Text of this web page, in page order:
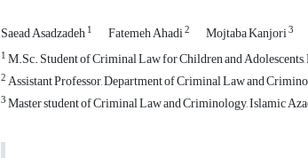
Saead Asadzadeh1 Fatemeh Ahadi2 Mojtaba Kanjori3
1M.Sc. Student of Criminal Law for Children and
2Assistant Professor, Department of Criminal Law and
3Master student of Criminal Law and Criminology, Islamic